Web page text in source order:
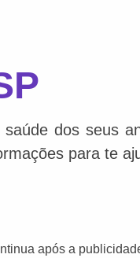
dos seus
para te
após a